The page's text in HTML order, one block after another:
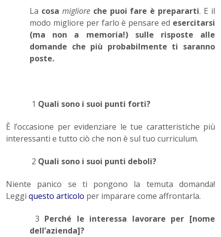
La cosa miglioreche puoi fare è prepararti. E il
modo migliore per farlo è pensare ed esercitarsi
(ma non a memoria!) sulle risposte alle
domande che più probabilmente ti saranno
poste.
1 Quali sono i suoi punti forti?
È l’occasione per evidenziare le tue caratteristiche più
interessanti e tutto ciò che non è sul tuo curriculum.
2 Quali sono i suoi punti deboli?
Niente panico se ti pongono la temuta domanda!
Leggi questo articolo per imparare come affrontarla.
3 Perché le interessa lavorare per [nome
dell’azienda]?